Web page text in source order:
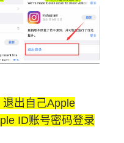
退出自己Apple
ID账号密码登录